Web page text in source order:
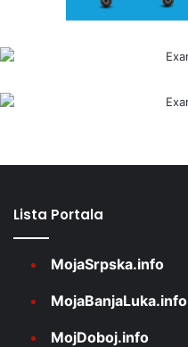
Lista Portala
MojaSrpska.info
MojaBanjaLuka.info
MojDoboj.info